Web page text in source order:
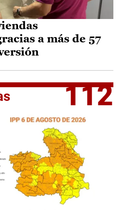
a más de 57
112